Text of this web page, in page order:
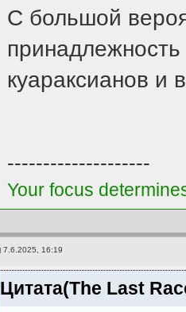
С большой
принадлежность
куараксианов и
--------------------
Your focus
7.6.2025, 16:19
Цитата(The Last